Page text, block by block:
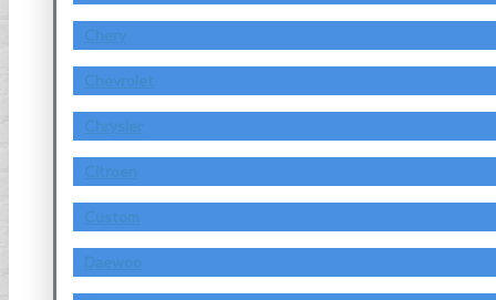
Chery
Chevrolet
Chrysler
Citroen
Custom
Daewoo